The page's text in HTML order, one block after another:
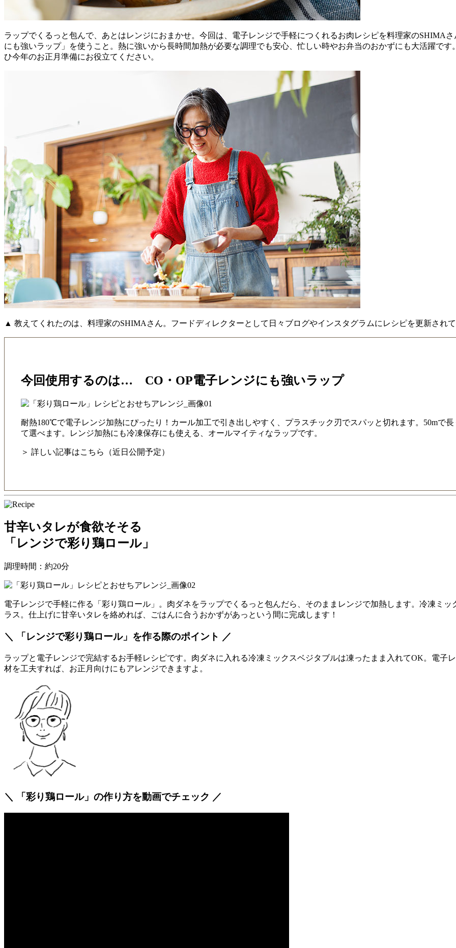
ラップでくるっと包んで、あとはレンジにおまかせ。今回は、電子レンジで手軽につくれるお肉レシピを料理家のSHIMA
にも強いラップ」を使うこと。熱に強いから長時間加熱が必要な調理でも安心、忙しい時やお弁当のおかずにも大活躍で
ひ今年のお正月準備にお役立てください。
▲ 教えてくれたのは、料理家のSHIMAさん。フードディレクターとして日々ブログやインスタグラムにレシピを更新され
今回使用するのは… CO・OP電子レンジにも強いラップ
耐熱180℃で電子レンジ加熱にぴったり！カール加工で引き出しやすく、プラスチック刃でスパッと切れます。50mで
て選べます。レンジ加熱にも冷凍保存にも使える、オールマイティなラップです。
＞ 詳しい記事はこちら（近日公開予定）
甘辛いタレが食欲そそる
「レンジで彩り鶏ロール」
調理時間：約20分
電子レンジで手軽に作る「彩り鶏ロール」。肉ダネをラップでくるっと包んだら、そのままレンジで加熱します。冷凍ミ
ラス。仕上げに甘辛いタレを絡めれば、ごはんに合うおかずがあっという間に完成します！
＼ 「レンジで彩り鶏ロール」を作る際のポイント ／
ラップと電子レンジで完結するお手軽レシピです。肉ダネに入れる冷凍ミックスベジタブルは凍ったまま入れてOK。電子
材を工夫すれば、お正月向けにもアレンジできますよ。
＼ 「彩り鶏ロール」の作り方を動画でチェック ／